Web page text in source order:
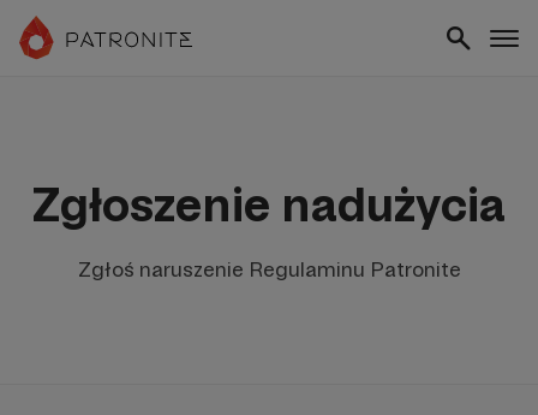
Zgłoszenie nadużycia
Zgłoś naruszenie Regulaminu Patronite